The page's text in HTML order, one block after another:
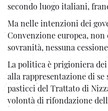
secondo luogo italiani,
Ma nelle intenzioni dei
Convenzione europea, non
sovranità, nessuna
La politica è prigioniera
alla rappresentazione di se
pasticci del Trattato di
volontà di rifondazione